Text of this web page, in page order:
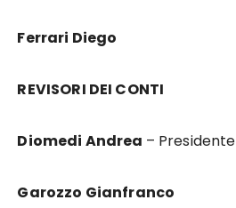
Ferrari Diego
REVISORI DEI CONTI
Diomedi Andrea – Presidente
Garozzo Gianfranco